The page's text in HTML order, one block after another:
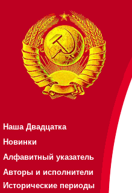
Наша Двадцатка
Новинки
Алфавитный указатель
Авторы и исполнители
Исторические периоды